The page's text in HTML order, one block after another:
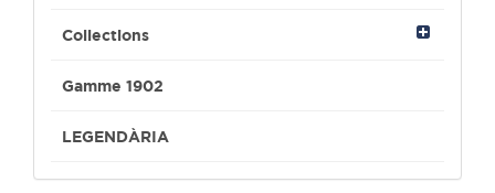
Collections
Gamme 1902
LEGENDÀRIA